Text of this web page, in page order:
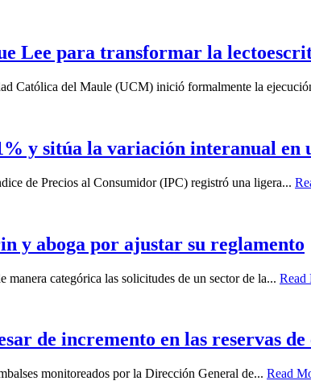
Lee para transformar la
Católica del Maule (UCM) inició formalmente la
y sitúa la variación interanual en
de Precios al Consumidor (IPC) registró una ligera...
y aboga por ajustar su reglamento
categórica las solicitudes de un sector de la... Read
de incremento en las reservas de
monitoreados por la Dirección General de... Read